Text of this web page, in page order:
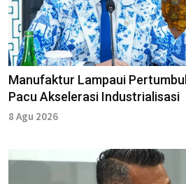
Manufaktur Lampaui
Pacu Akselerasi Industrialisasi
8 Agu 2026